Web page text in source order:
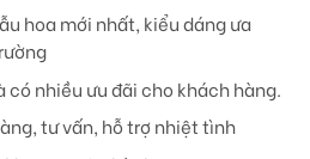
hoa mới nhất, kiểu dáng ưa
nhiều ưu đãi cho khách hàng.
tư vấn, hỗ trợ nhiệt tình